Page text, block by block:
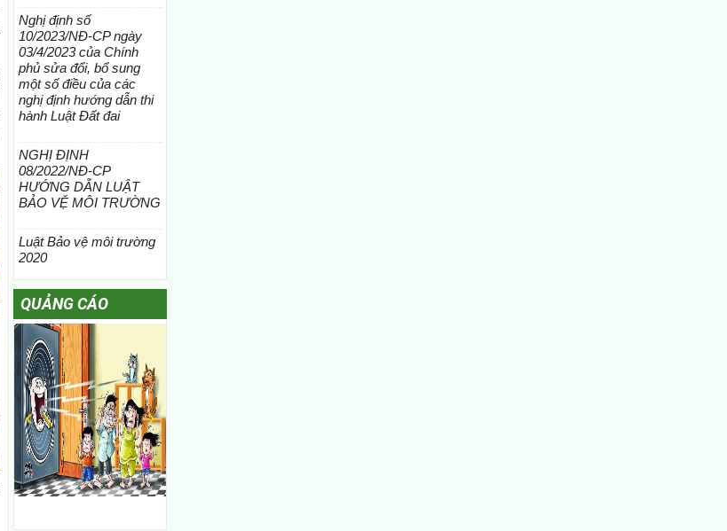
Nghị định số
10/2023/NĐ-CP ngày
03/4/2023 của Chính
phủ sửa đổi, bổ sung
một số điều của các
nghị định hướng dẫn thi
hành Luật Đất đai
NGHỊ ĐỊNH
08/2022/NĐ-CP
HƯỚNG DẪN LUẬT
BẢO VỆ MÔI TRƯỜNG
Luật Bảo vệ môi trường
2020
QUẢNG CÁO